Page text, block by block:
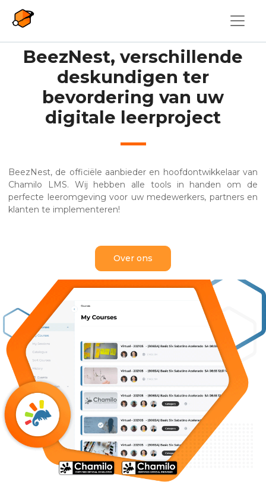
BeezNest, verschillende
deskundigen ter
bevordering van uw
digitale leerproject
BeezNest, de officiële aanbieder en hoofdontwikkelaar van
Chamilo LMS. Wij hebben alle tools in handen om de
perfecte leeromgeving voor uw medewerkers, partners en
klanten te implementeren!
Over ons